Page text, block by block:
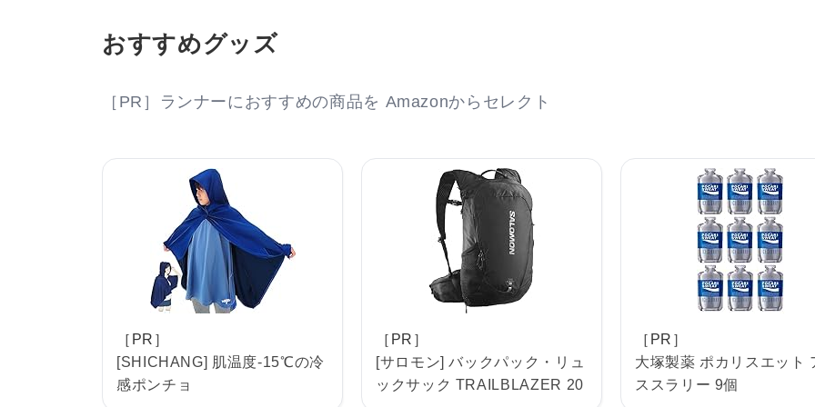
おすすめグッズ
［PR］ランナーにおすすめの商品を Amazonからセレクト
［PR］
[SHICHANG] 肌温度-15℃の冷
感ポンチョ
［PR］
[サロモン] バックパック・リュ
ックサック TRAILBLAZER 20
［PR］
大塚製薬 ポカリスエット
ススラリー 9個